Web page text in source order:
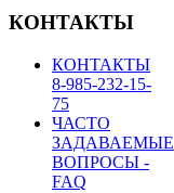
КОНТАКТЫ
КОНТАКТЫ
8-985-232-15-
75
ЧАСТО
ЗАДАВАЕМЫЕ
ВОПРОСЫ -
FAQ